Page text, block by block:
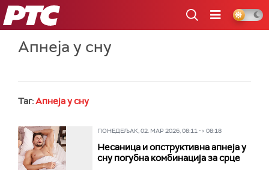
РТС
Апнеја у сну
Таг:Апнеја у сну
ПОНЕДЕЉАК, 02. МАР 2026, 08:11 -> 08:18
Несаница и опструктивна апнеја у
сну погубна комбинација за срце